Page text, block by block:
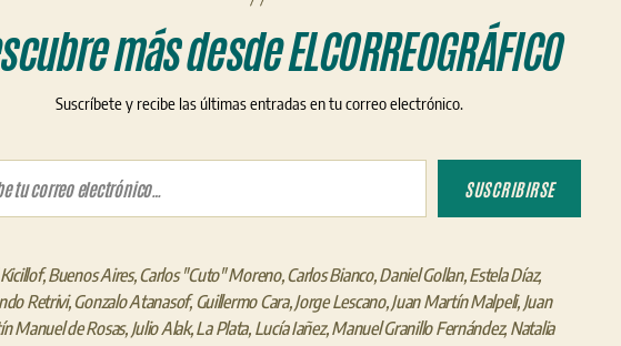
más desde ELCORREOGRÁFICO
Suscríbete y recibe las últimas entradas en tu correo electrónico.
SUSCRIBIRSE
,Buenos Aires,Carlos "Cuto" Moreno,Carlos Bianco,Daniel Gollan,Estela Díaz,
Retrivi,Gonzalo Atanasof,Guillermo Cara,Jorge Lescano,Juan Martín Malpeli, Juan
Manuel de Rosas, Julio Alak,La Plata, Lucía Iañez,Manuel Granillo Fernández, Natalia